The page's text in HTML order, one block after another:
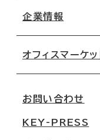
地図から探す
路線・駅から探す
移転コストシミュ
移転スケジュール
オフィス移転Q&A
企業情報
オフィスマーケッ
大阪
お問い合わせ
KEY-PRESS